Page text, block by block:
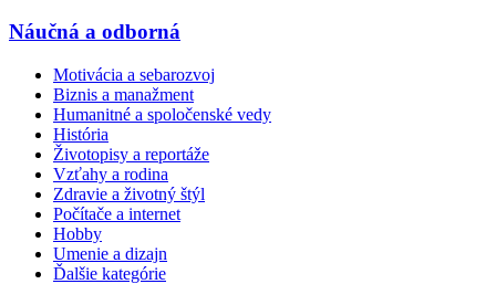
Náučná a odborná
Motivácia a sebarozvoj
Biznis a manažment
Humanitné a spoločenské vedy
História
Životopisy a reportáže
Vzťahy a rodina
Zdravie a životný štýl
Počítače a internet
Hobby
Umenie a dizajn
Ďalšie kategórie